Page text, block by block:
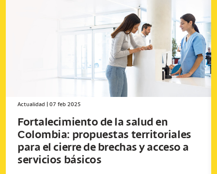
Actualidad 07 feb 2025
Fortalecimiento de la salud en
Colombia: propuestas territoriales
para el cierre de brechas y acceso a
servicios básicos